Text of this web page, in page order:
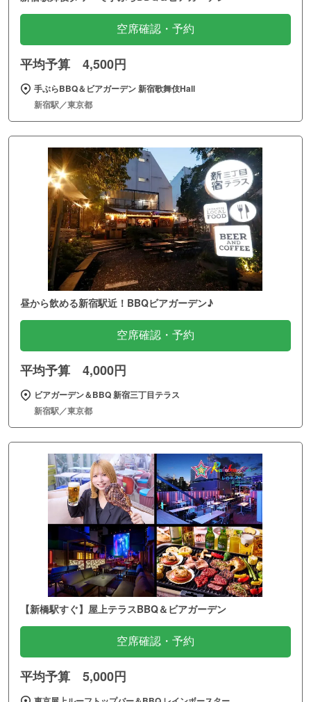
空席確認・予約
平均予算 4,500円
手ぶらBBQ＆ビアガーデン 新宿歌舞伎Hall
新宿駅／東京都
昼から飲める新宿駅近！BBQビアガーデン♪
空席確認・予約
平均予算 4,000円
ビアガーデン＆BBQ 新宿三丁目テラス
新宿駅／東京都
【新橋駅すぐ】屋上テラスBBQ＆ビアガーデン
空席確認・予約
平均予算 5,000円